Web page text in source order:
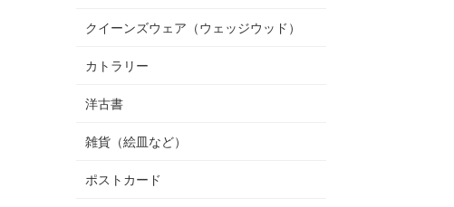
クイーンズウェア（ウェッジウッド）
カトラリー
洋古書
雑貨（絵皿など）
ポストカード